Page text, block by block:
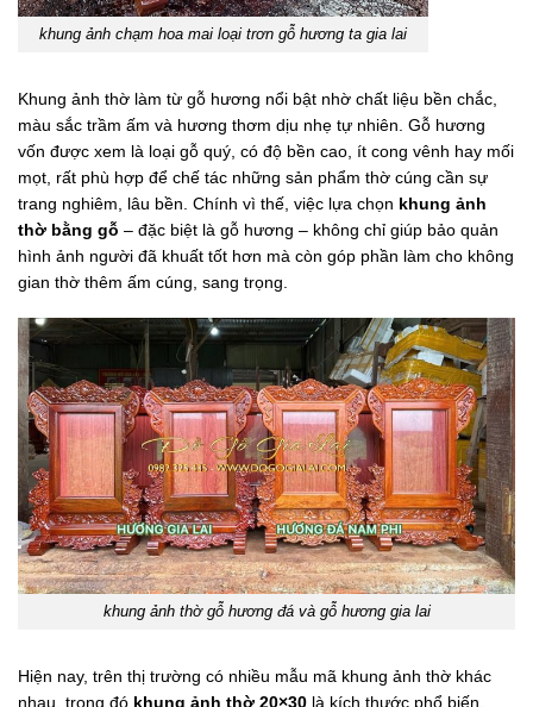
khung ảnh chạm hoa mai loại trơn gỗ hương ta gia lai
Khung ảnh thờ làm từ gỗ hương nổi bật nhờ chất liệu bền chắc,
màu sắc trầm ấm và hương thơm dịu nhẹ tự nhiên. Gỗ hương
vốn được xem là loại gỗ quý, có độ bền cao, ít cong vênh hay mối
mọt, rất phù hợp để chế tác những sản phẩm thờ cúng cần sự
trang nghiêm, lâu bền. Chính vì thế, việc lựa chọn khung ảnh
thờ bằng gỗ – đặc biệt là gỗ hương – không chỉ giúp bảo quản
hình ảnh người đã khuất tốt hơn mà còn góp phần làm cho không
gian thờ thêm ấm cúng, sang trọng.
khung ảnh thờ gỗ hương đá và gỗ hương gia lai
Hiện nay, trên thị trường có nhiều mẫu mã khung ảnh thờ khác
nhau, trong đó khung ảnh thờ 20×30 là kích thước phổ biến,